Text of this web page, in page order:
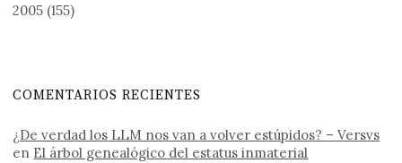
2005 (155)
COMENTARIOS RECIENTES
¿De verdad los LLM nos van a volver estúpidos? – Versvs
en El árbol genealógico del estatus inmaterial